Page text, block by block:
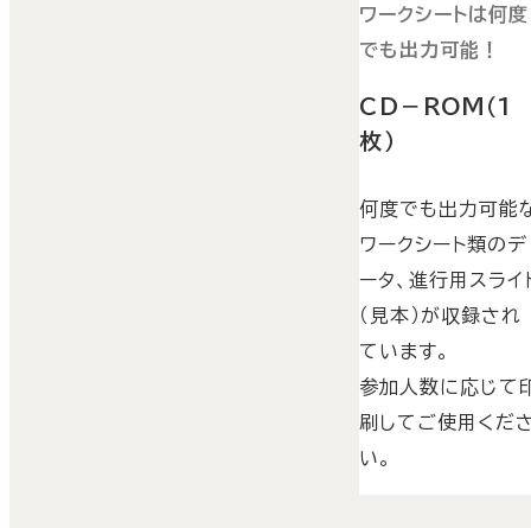
ワークシートは何度
でも出力可能！
CD－ROM（1
枚）
何度でも出力可能
ワークシート類のデ
ータ、進行用スライ
（見本）が収録され
ています。
参加人数に応じて
刷してご使用くだ
い。